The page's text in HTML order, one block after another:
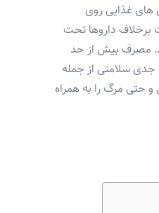
های غذایی روی
برخلاف داروها تحت
مصرف بیش از حد
سلامتی از جمله
حتی مرگ را به همراه